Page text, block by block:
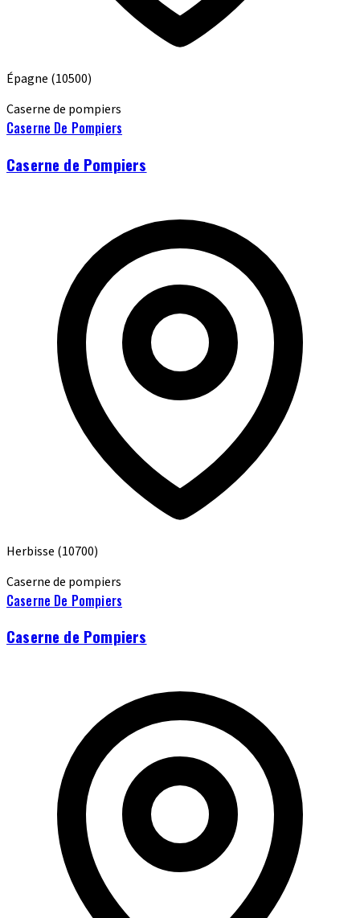
Épagne (10500)
Caserne de pompiers
Caserne De Pompiers
Caserne de Pompiers
Herbisse (10700)
Caserne de pompiers
Caserne De Pompiers
Caserne de Pompiers